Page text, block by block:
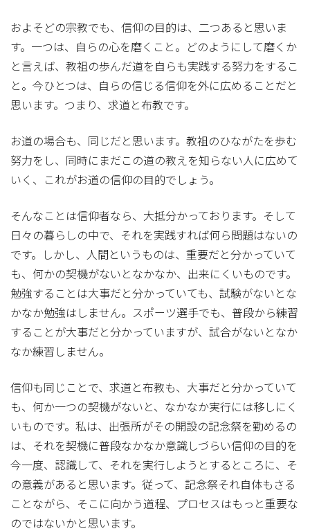
およそどの宗教でも、信仰の目的は、二つあると思いま
す。一つは、自らの心を磨くこと。どのようにして磨くか
と言えば、教祖の歩んだ道を自らも実践する努力をするこ
と。今ひとつは、自らの信じる信仰を外に広めることだと
思います。つまり、求道と布教です。
お道の場合も、同じだと思います。教祖のひながたを歩む
努力をし、同時にまだこの道の教えを知らない人に広めて
いく、これがお道の信仰の目的でしょう。
そんなことは信仰者なら、大抵分かっております。そして
日々の暮らしの中で、それを実践すれば何ら問題はないの
です。しかし、人間というものは、重要だと分かっていて
も、何かの契機がないとなかなか、出来にくいものです。
勉強することは大事だと分かっていても、試験がないとな
かなか勉強はしません。スポーツ選手でも、普段から練習
することが大事だと分かっていますが、試合がないとなか
なか練習しません。
信仰も同じことで、求道と布教も、大事だと分かっていて
も、何か一つの契機がないと、なかなか実行には移しにく
いものです。私は、出張所がその開設の記念祭を勤めるの
は、それを契機に普段なかなか意識しづらい信仰の目的を
今一度、認識して、それを実行しようとするところに、そ
の意義があると思います。従って、記念祭それ自体もさる
ことながら、そこに向かう道程、プロセスはもっと重要な
のではないかと思います。